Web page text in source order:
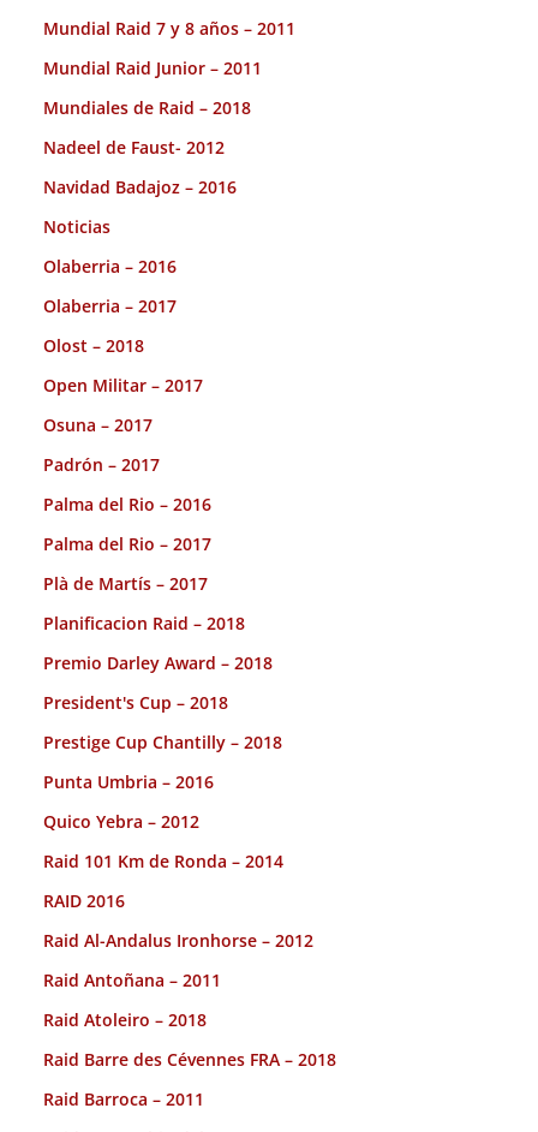
Mundial Raid 7 y 8 años – 2011
Mundial Raid Junior – 2011
Mundiales de Raid – 2018
Nadeel de Faust- 2012
Navidad Badajoz – 2016
Noticias
Olaberria – 2016
Olaberria – 2017
Olost – 2018
Open Militar – 2017
Osuna – 2017
Padrón – 2017
Palma del Rio – 2016
Palma del Rio – 2017
Plà de Martís – 2017
Planificacion Raid – 2018
Premio Darley Award – 2018
President's Cup – 2018
Prestige Cup Chantilly – 2018
Punta Umbria – 2016
Quico Yebra – 2012
Raid 101 Km de Ronda – 2014
RAID 2016
Raid Al-Andalus Ironhorse – 2012
Raid Antoñana – 2011
Raid Atoleiro – 2018
Raid Barre des Cévennes FRA – 2018
Raid Barroca – 2011